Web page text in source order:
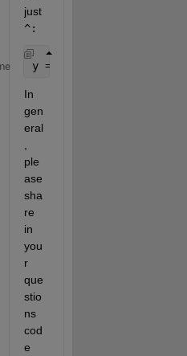
just
^:
y = ..cos(theta)^2)*x.^2;
In
gen
eral
ple
ase
sha
re
in
you
r
que
stio
ns
cod
e